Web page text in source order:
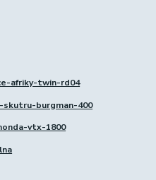
afriky-twin-rd04
burgman-400
vtx-1800